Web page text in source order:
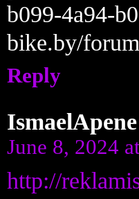
b099-4a94-
bike.by/
Reply
IsmaelApene
June 8, 2024
http://